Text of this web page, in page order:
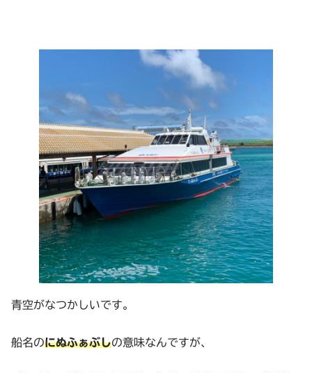
青空がなつかしいです。
船名のにぬふぁぶしの意味なんですが、